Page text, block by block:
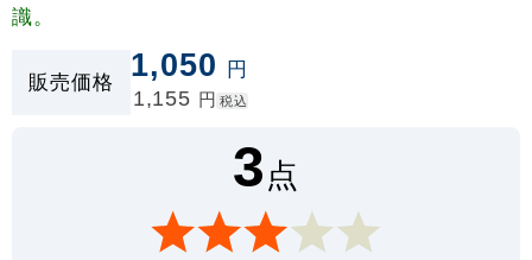
識。
販売価格 1,050 円
1,155 円 税込
3点